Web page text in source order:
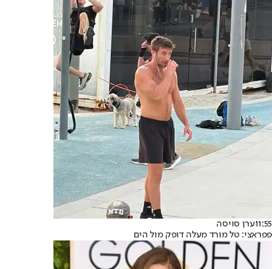
11:55ערן סויסה
פפראצי: טל מורד מעלה דופק מול הים